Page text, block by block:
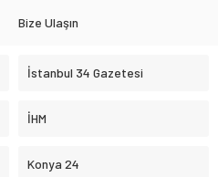
Bize Ulaşın
İstanbul 34 Gazetesi
İHM
Konya 24